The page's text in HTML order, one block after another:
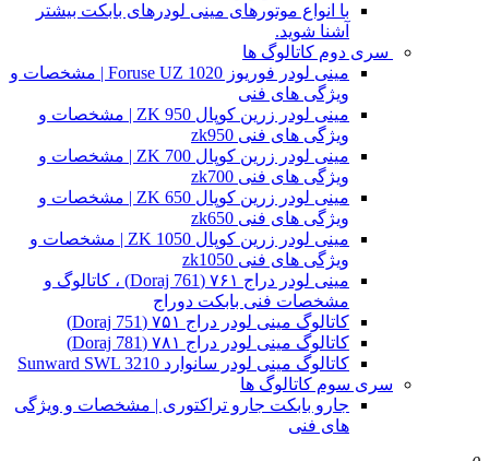
با انواع موتورهای مینی لودرهای بابکت بیشتر
آشنا شوید.
سری دوم کاتالوگ ها
مینی لودر فوریوز Foruse UZ 1020 | مشخصات و
ویژگی های فنی
مینی لودر زرین کوپال ZK 950 | مشخصات و
ویژگی های فنی zk950
مینی لودر زرین کوپال ZK 700 | مشخصات و
ویژگی های فنی zk700
مینی لودر زرین کوپال ZK 650 | مشخصات و
ویژگی های فنی zk650
مینی لودر زرین کوپال ZK 1050 | مشخصات و
ویژگی های فنی zk1050
مینی لودر دراج ۷۶۱ (Doraj 761) ، کاتالوگ و
مشخصات فنی بابکت دوراج
کاتالوگ مینی لودر دراج ۷۵۱ (Doraj 751)
کاتالوگ مینی لودر دراج ۷۸۱ (Doraj 781)
کاتالوگ مینی لودر سانوارد Sunward SWL 3210
سری سوم کاتالوگ ها
جارو بابکت جارو تراکتوری | مشخصات و ویژگی
های فنی